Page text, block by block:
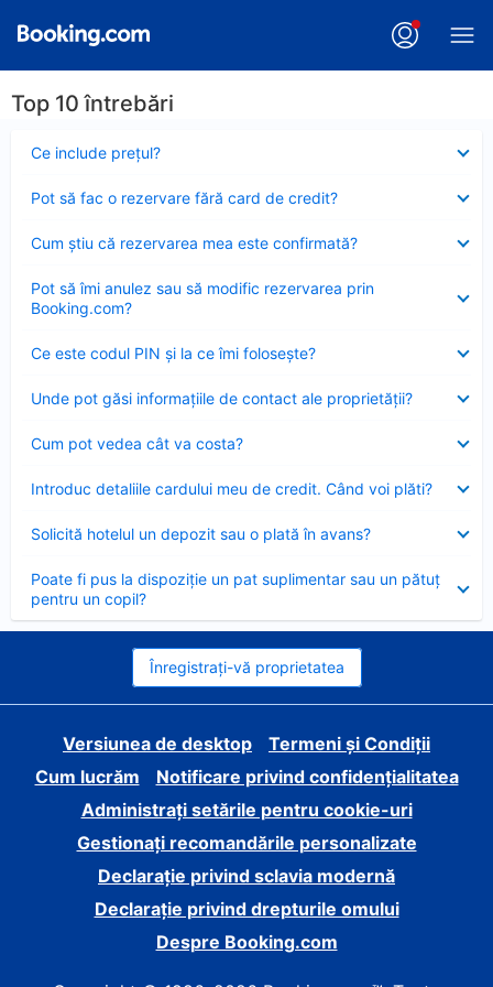
Top 10 întrebări
Ce include preţul?
închis
Pot să fac o rezervare fără card de credit?
închis
Cum ştiu că rezervarea mea este confirmată?
închis
Pot să îmi anulez sau să modific rezervarea prin
Booking.com?
închis
Ce este codul PIN şi la ce îmi foloseşte?
închis
Unde pot găsi informațiile de contact ale proprietății?
închis
Cum pot vedea cât va costa?
închis
Introduc detaliile cardului meu de credit. Când voi plăti?
închis
Solicită hotelul un depozit sau o plată în avans?
închis
Poate fi pus la dispoziție un pat suplimentar sau un pătuț
pentru un copil?
închis
Înregistrați-vă proprietatea
Versiunea de desktop
Termeni și Condiții
Cum lucrăm
Notificare privind confidențialitatea
Administrați setările pentru cookie-uri
Gestionați recomandările personalizate
Declarație privind sclavia modernă
Declarație privind drepturile omului
Despre Booking.com